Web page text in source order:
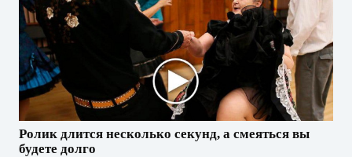
Ролик длится несколько секунд, а смеяться вы
будете долго